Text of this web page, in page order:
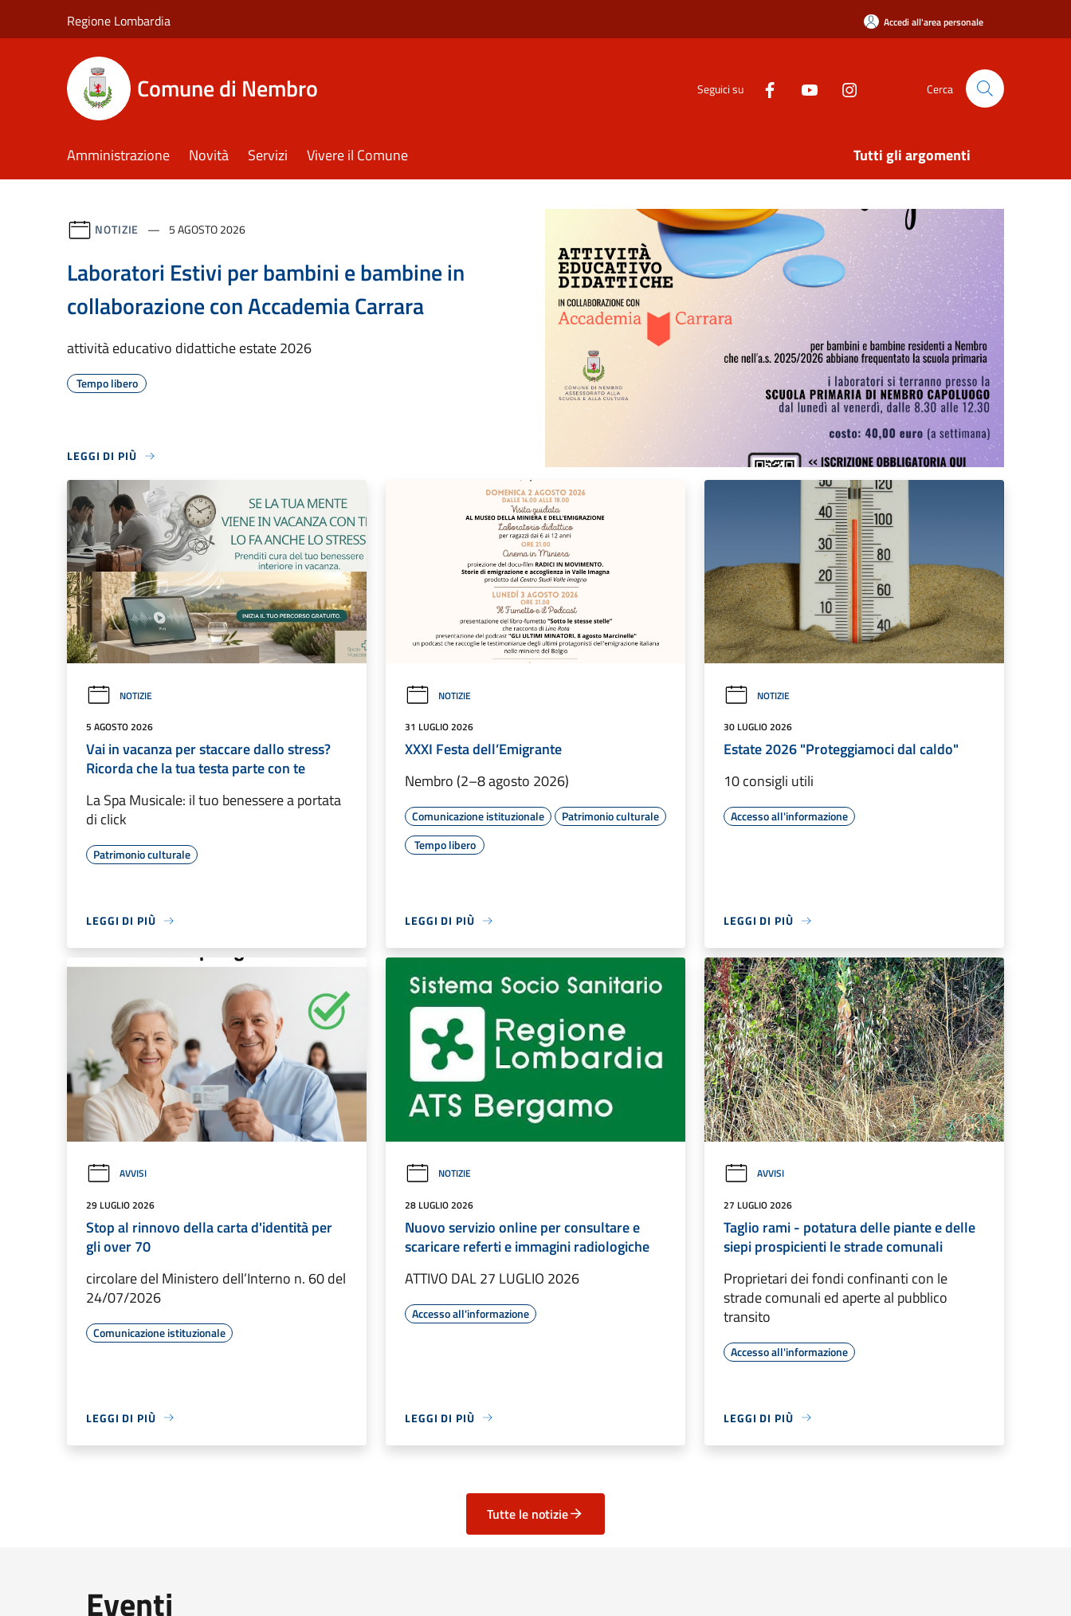
Regione Lombardia Accedi all'area personale
Comune di Nembro Seguici su Cerca
Amministrazione Novità Servizi Vivere il Comune Tutti gli argomenti
NOTIZIE 5 AGOSTO 2026
Laboratori Estivi per bambini e bambine in
collaborazione con Accademia Carrara
attività educativo didattiche estate 2026
Tempo libero
LEGGI DI PIÙ
NOTIZIE
5 AGOSTO 2026
Vai in vacanza per staccare dallo stress?
Ricorda che la tua testa parte con te
La Spa Musicale: il tuo benessere a portata
di click
Patrimonio culturale
LEGGI DI PIÙ
NOTIZIE
31 LUGLIO 2026
XXXI Festa dell’Emigrante
Nembro (2–8 agosto 2026)
Comunicazione istituzionale
Patrimonio culturale
Tempo libero
LEGGI DI PIÙ
NOTIZIE
30 LUGLIO 2026
Estate 2026 "Proteggiamoci dal caldo"
10 consigli utili
Accesso all'informazione
LEGGI DI PIÙ
AVVISI
29 LUGLIO 2026
Stop al rinnovo della carta d'identità per
gli over 70
circolare del Ministero dell’Interno n. 60 del
24/07/2026
Comunicazione istituzionale
LEGGI DI PIÙ
NOTIZIE
28 LUGLIO 2026
Nuovo servizio online per consultare e
scaricare referti e immagini radiologiche
ATTIVO DAL 27 LUGLIO 2026
Accesso all'informazione
LEGGI DI PIÙ
AVVISI
27 LUGLIO 2026
Taglio rami - potatura delle piante e delle
siepi prospicienti le strade comunali
Proprietari dei fondi confinanti con le
strade comunali ed aperte al pubblico
transito
Accesso all'informazione
LEGGI DI PIÙ
Tutte le notizie
Eventi